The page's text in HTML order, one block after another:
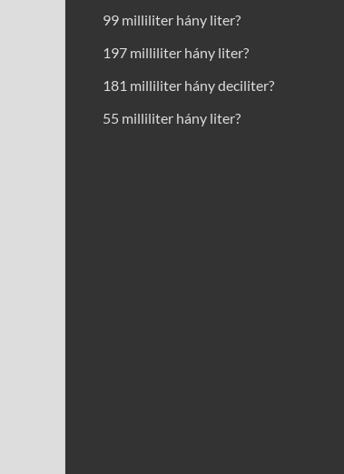
99 milliliter hány liter?
197 milliliter hány liter?
181 milliliter hány deciliter?
55 milliliter hány liter?